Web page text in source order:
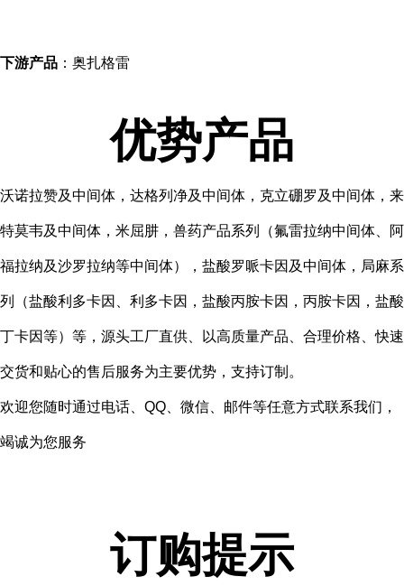
下游产品 ：奥扎格雷
优势产品
沃诺拉赞及中间体，达格列净及中间体，克立硼罗及中间体，来
特莫韦及中间体，米屈肼，兽药产品系列（氟雷拉纳中间体、阿
福拉纳及沙罗拉纳等中间体），盐酸罗哌卡因及中间体，局麻系
列（盐酸利多卡因、利多卡因，盐酸丙胺卡因，丙胺卡因，盐酸
丁卡因等）等，源头工厂直供、以高质量产品、合理价格、快速
交货和贴心的售后服务为主要优势，支持订制。
欢迎您随时通过电话、QQ、微信、邮件等任意方式联系我们，
竭诚为您服务
订购提示